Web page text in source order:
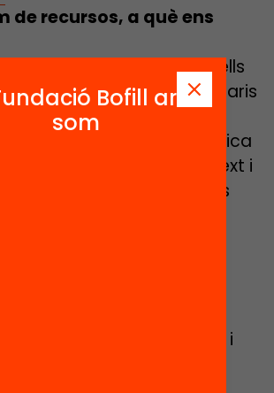
de recursos, a què ens
contemplem tots aquells
humans, monetaris
que permetran als
les necessitats que significa
l’educació en el seu context i
Parlem de més
també més
de suport, programes
activitats
gratuïtes, ajuts
clar que no tots els
les mateixes necessitats, i
tots els centres
Bofill ara
som